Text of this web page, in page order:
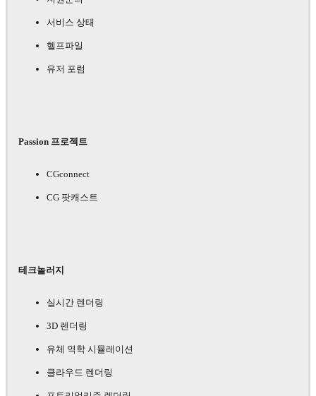
서비스 상태
헬프파일
유저 포럼
Passion 프로젝트
CGconnect
CG 팟캐스트
테크놀러지
실시간 렌더링
3D 렌더링
유체 역학 시뮬레이션
클라우드 렌더링